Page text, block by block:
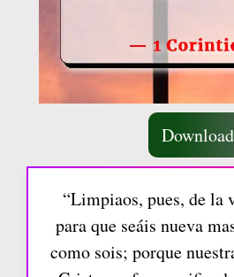
Download
“Limpiaos, pues, de la
para que seáis nueva
como sois; porque